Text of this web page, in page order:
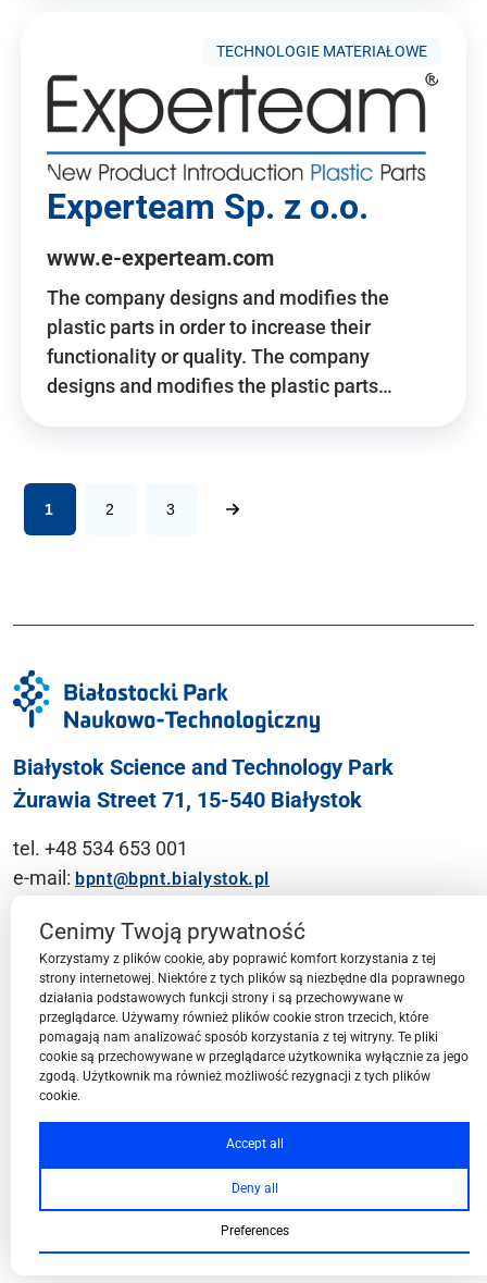
TECHNOLOGIE MATERIAŁOWE
Experteam Sp. z o.o.
www.e-experteam.com
The company designs and modifies the
plastic parts in order to increase their
functionality or quality. The company
designs and modifies the plastic parts…
1 2 3
Białystok Science and Technology Park
Żurawia Street 71, 15-540 Białystok
tel. +48 534 653 001
e-mail: bpnt@bpnt.bialystok.pl
Contact
BPN-T Area
BPN-T Offer
Cenimy Twoją prywatność
Korzystamy z plików cookie, aby poprawić komfort korzystania z tej
strony internetowej. Niektóre z tych plików są niezbędne dla poprawnego
działania podstawowych funkcji strony i są przechowywane w
przeglądarce. Używamy również plików cookie stron trzecich, które
pomagają nam analizować sposób korzystania z tej witryny. Te pliki
cookie są przechowywane w przeglądarce użytkownika wyłącznie za jego
zgodą. Użytkownik ma również możliwość rezygnacji z tych plików
cookie.
Accept all
Deny all
Preferences